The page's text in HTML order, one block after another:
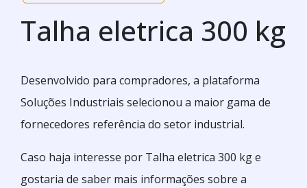
Talha eletrica 300 kg
Desenvolvido para compradores, a plataforma
Soluções Industriais selecionou a maior gama de
fornecedores referência do setor industrial.
Caso haja interesse por Talha eletrica 300 kg e
gostaria de saber mais informações sobre a